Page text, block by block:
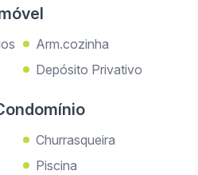
Arm.cozinha
Depósito Privativo
Churrasqueira
Piscina